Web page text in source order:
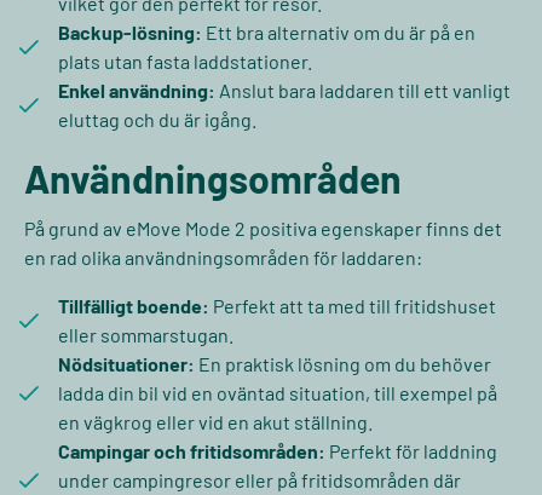
Backup-lösning: Ett bra alternativ om du är på en
plats utan fasta laddstationer.
Enkel användning: Anslut bara laddaren till ett vanligt
eluttag och du är igång.
Användningsområden
På grund av eMove Mode 2 positiva egenskaper finns det
en rad olika användningsområden för laddaren:
Tillfälligt boende: Perfekt att ta med till fritidshuset
eller sommarstugan.
Nödsituationer: En praktisk lösning om du behöver
ladda din bil vid en oväntad situation, till exempel på
en vägkrog eller vid en akut ställning.
Campingar och fritidsområden: Perfekt för laddning
under campingresor eller på fritidsområden där